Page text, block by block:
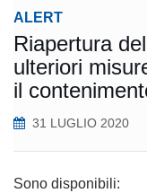
ALERT
Riapertura
ulteriori
il
31 LUGLIO 2020
Sono disponibili: